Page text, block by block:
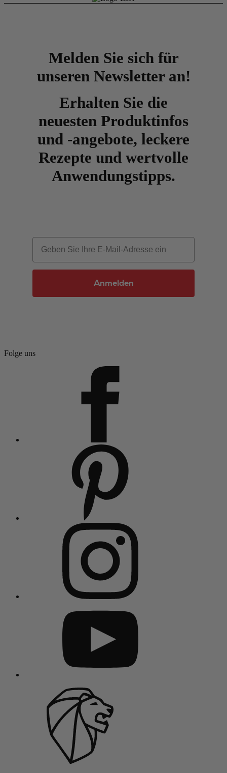
Melden Sie sich für
unseren Newsletter an!
Erhalten Sie die
neuesten Produktinfos
und -angebote, leckere
Rezepte und wertvolle
Anwendungstipps.
Email
Anmelden
Folge uns